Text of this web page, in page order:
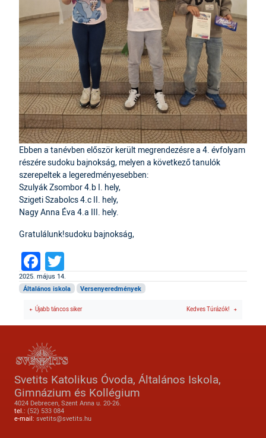
Ebben a tanévben először került megrendezésre a 4. évfolyam
részére sudoku bajnokság, melyen a következő tanulók
szerepeltek a legeredményesebben:
Szulyák Zsombor 4.b I. hely,
Szigeti Szabolcs 4.c II. hely,
Nagy Anna Éva 4.a III. hely.
Gratulálunk!sudoku bajnokság,
Facebook
2025. május 14.
Általános iskola Versenyeredmények
Újabb táncos siker Kedves Túrázók!
Svetits Katolikus Óvoda, Általános Iskola,
Gimnázium és Kollégium
4024 Debrecen, Szent Anna u. 20-26.
tel.: (52) 533 084
e-mail: svetits@svetits.hu